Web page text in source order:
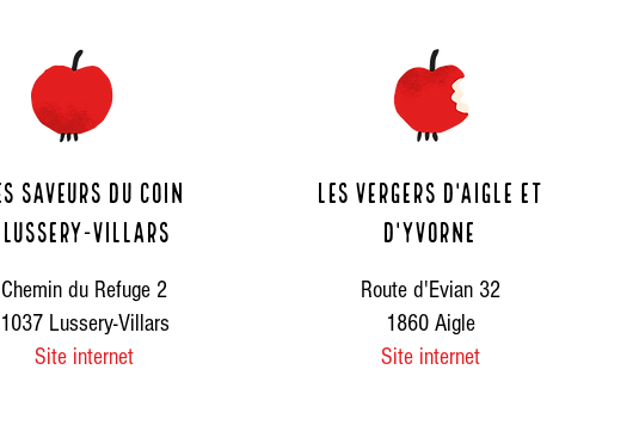
saveurs du coin
lussery-villars
Chemin du Refuge 2
1037 Lussery-Villars
Site internet
Les Vergers d'Aigle et
d'Yvorne
Route d'Evian 32
1860 Aigle
Site internet